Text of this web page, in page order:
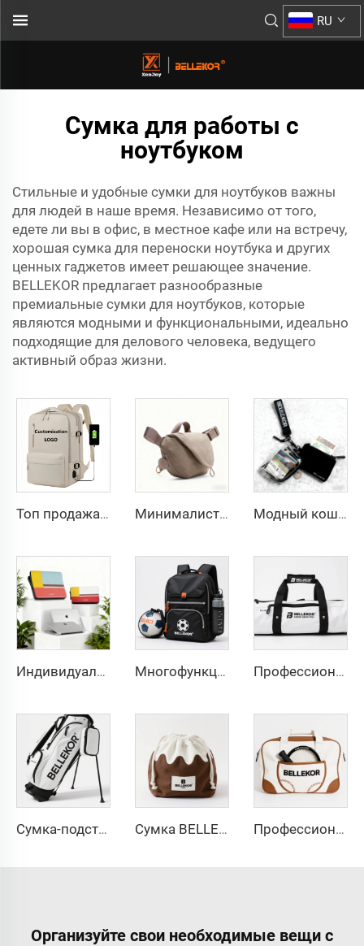
RU
Сумка для работы с
ноутбуком
Стильные и удобные сумки для ноутбуков важны
для людей в наше время. Независимо от того,
едете ли вы в офис, в местное кафе или на встречу,
хорошая сумка для переноски ноутбука и других
ценных гаджетов имеет решающее значение.
BELLEKOR предлагает разнообразные
премиальные сумки для ноутбуков, которые
являются модными и функциональными, идеально
подходящие для делового человека, ведущего
активный образ жизни.
Топ продажа! Настраиваемый нейлоновый рюкзак большого объема для перелетов и путешествий, расширяемый противоворовской рюкзак для ноутбука для женщин и мужчин Минималистичная сумка через плечо BELLEKOR Модный кошелёк из нейлона на молнии BELLEKOR
Индивидуальный чехол для ноутбука BELLEKOR из искусственной кожи, 13–14 дюймов | Премиальный откидной чехол на застёжке | Возможность нанесения логотипа тиснением в нескольких цветах Многофункциональная спортивная сумка BELLEKOR для мячей Профессиональный комплект лыжного оборудования BELLEKOR
Сумка-подставка BELLEKOR для гольфа Сумка BELLEKOR для хранения игрушек (Складная большого объема) Профессиональные теннисные сумки BELLEKOR Factory (многофункциональная двухременная конструкция)
Организуйте свои необходимые вещи с